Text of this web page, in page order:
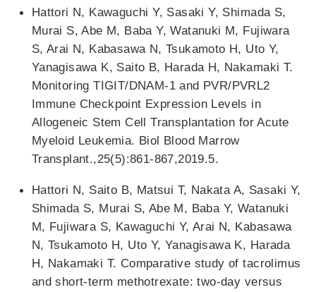
Hattori N, Kawaguchi Y, Sasaki Y, Shimada S,
Murai S, Abe M, Baba Y, Watanuki M, Fujiwara
S, Arai N, Kabasawa N, Tsukamoto H, Uto Y,
Yanagisawa K, Saito B, Harada H, Nakamaki T.
Monitoring TIGIT/DNAM-1 and PVR/PVRL2
Immune Checkpoint Expression Levels in
Allogeneic Stem Cell Transplantation for Acute
Myeloid Leukemia. Biol Blood Marrow
Transplant.,25(5):861-867,2019.5.
Hattori N, Saito B, Matsui T, Nakata A, Sasaki Y,
Shimada S, Murai S, Abe M, Baba Y, Watanuki
M, Fujiwara S, Kawaguchi Y, Arai N, Kabasawa
N, Tsukamoto H, Uto Y, Yanagisawa K, Harada
H, Nakamaki T. Comparative study of tacrolimus
and short-term methotrexate: two-day versus